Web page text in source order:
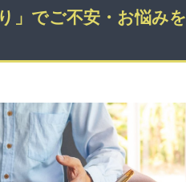
」でご不安・お悩みを